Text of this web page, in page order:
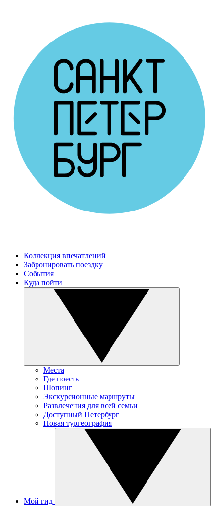
Коллекция впечатлений
Забронировать поездку
События
Куда пойти
Места
Где поесть
Шопинг
Экскурсионные маршруты
Развлечения для всей семьи
Доступный Петербург
Новая тургеография
Мой гид